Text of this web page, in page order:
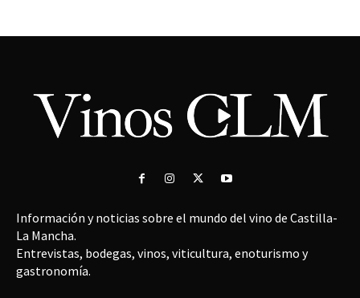
Información y noticias sobre el mundo del vino de Castilla-
La Mancha.
Entrevistas, bodegas, vinos, viticultura, enoturismo y
gastronomía.